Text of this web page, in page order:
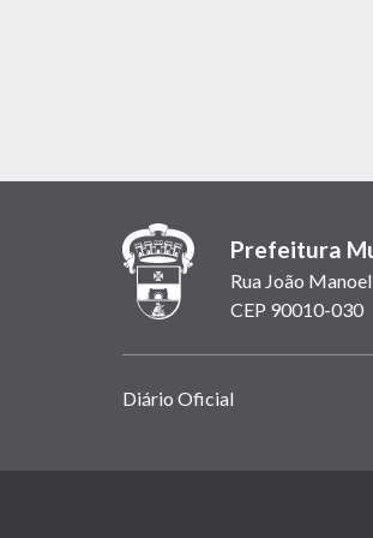
Prefeitura
Rua João
CEP 90010-030
Links
Diário Oficial